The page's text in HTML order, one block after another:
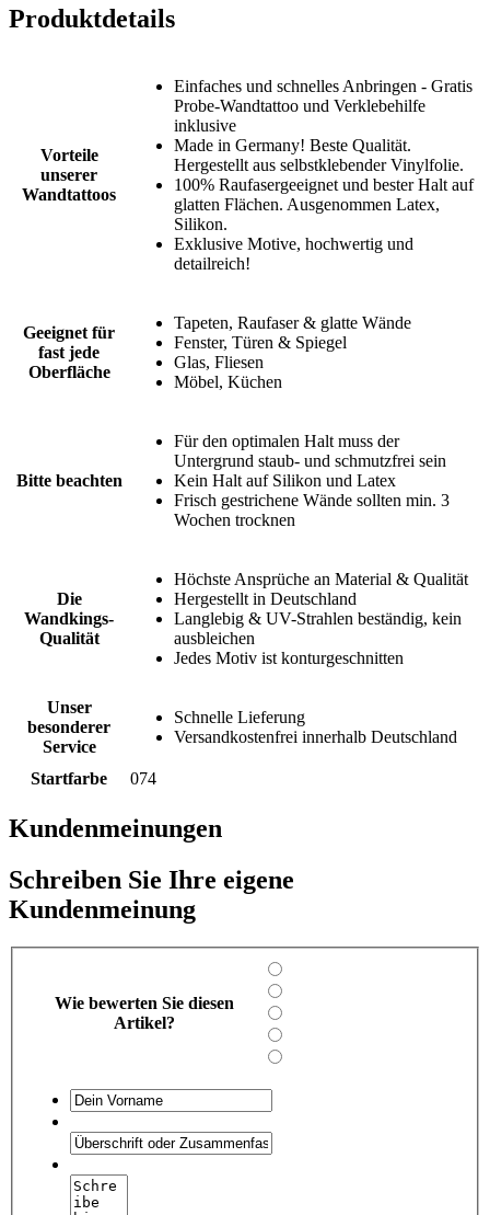
Produktdetails
Vorteile
unserer
Wandtattoos
Einfaches und schnelles Anbringen - Gratis
Probe-Wandtattoo und Verklebehilfe
inklusive
Made in Germany! Beste Qualität.
Hergestellt aus selbstklebender Vinylfolie.
100% Raufasergeeignet und bester Halt auf
glatten Flächen. Ausgenommen Latex,
Silikon.
Exklusive Motive, hochwertig und
detailreich!
Geeignet für
fast jede
Oberfläche
Tapeten, Raufaser & glatte Wände
Fenster, Türen & Spiegel
Glas, Fliesen
Möbel, Küchen
Bitte beachten
Für den optimalen Halt muss der
Untergrund staub- und schmutzfrei sein
Kein Halt auf Silikon und Latex
Frisch gestrichene Wände sollten min. 3
Wochen trocknen
Die
Wandkings-
Qualität
Höchste Ansprüche an Material & Qualität
Hergestellt in Deutschland
Langlebig & UV-Strahlen beständig, kein
ausbleichen
Jedes Motiv ist konturgeschnitten
Unser
besonderer
Service
Schnelle Lieferung
Versandkostenfrei innerhalb Deutschland
Startfarbe 074
Kundenmeinungen
Schreiben Sie Ihre eigene
Kundenmeinung
Wie bewerten Sie diesen
Artikel?